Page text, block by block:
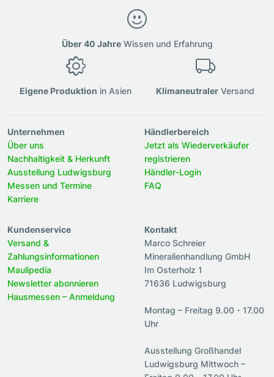
Über 40 JahreWissen und Erfahrung
Eigene Produktion in Asien Klimaneutraler Versand
Unternehmen
Über uns
Nachhaltigkeit & Herkunft
Ausstellung Ludwigsburg
Messen und Termine
Karriere
Händlerbereich
Jetzt als Wiederverkäufer
registrieren
Händler-Login
FAQ
Kundenservice
Versand &
Zahlungsinformationen
Maulipedia
Newsletter abonnieren
Hausmessen – Anmeldung
Kontakt
Marco Schreier
Mineralienhandlung GmbH
Im Osterholz 1
71636 Ludwigsburg
Montag – Freitag 9.00 - 17.00
Uhr
Ausstellung Großhandel
Ludwigsburg Mittwoch –